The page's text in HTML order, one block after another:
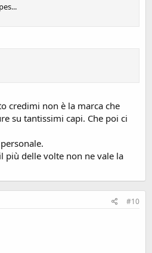
credimi non è la marca che
su tantissimi capi. Che poi ci
più delle volte non ne vale la
#10